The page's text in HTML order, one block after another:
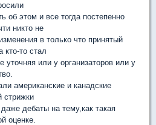
об этом и все тогда постепенно
никто не
в только что принятый
кто-то стал
уточняя или у организаторов или у
американские и канадские
стрижки
дебаты на тему,как такая
оценке.